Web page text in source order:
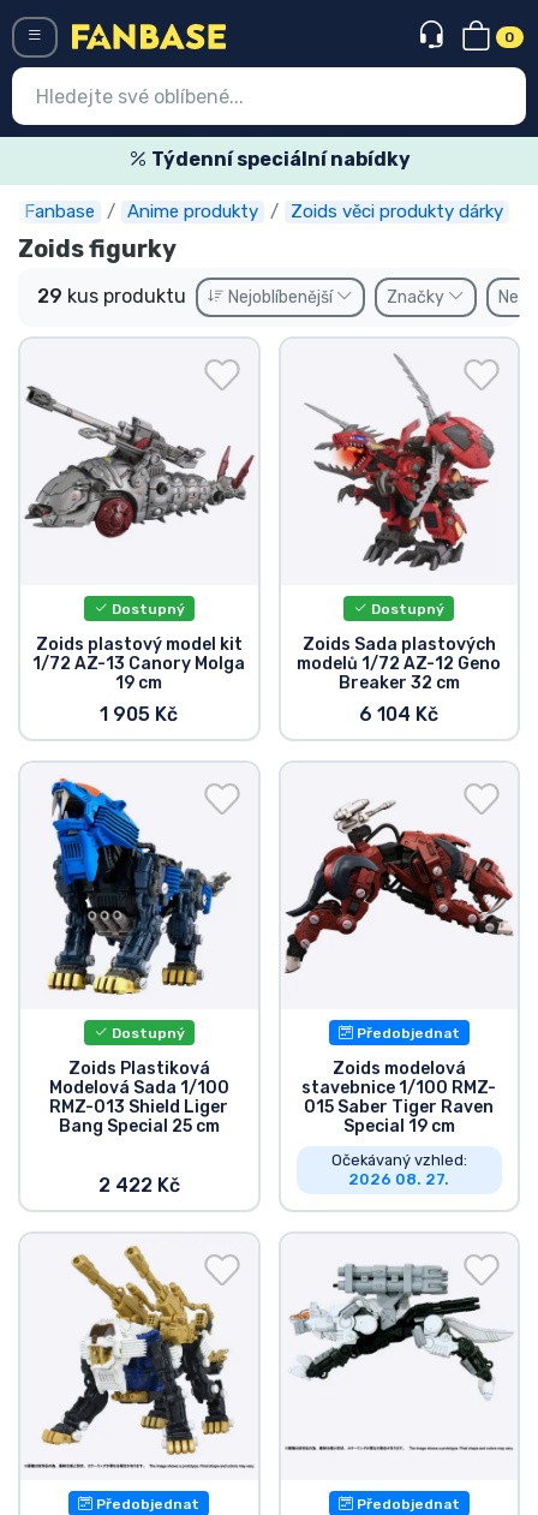
0
Týdenní speciální nabídky
Fanbase Anime produkty Zoids věci produkty dárky
Zoids figurky
29 kus produktu Nejoblíbenější Značky Ne
Dostupný
Zoids plastový model kit
1/72 AZ-13 Canory Molga
19 cm
1 905 Kč
Dostupný
Zoids Sada plastových
modelů 1/72 AZ-12 Geno
Breaker 32 cm
6 104 Kč
Dostupný
Zoids Plastiková
Modelová Sada 1/100
RMZ-013 Shield Liger
Bang Special 25 cm
2 422 Kč
Předobjednat
Zoids modelová
stavebnice 1/100 RMZ-
015 Saber Tiger Raven
Special 19 cm
Očekávaný vzhled:
2026 08. 27.
Předobjednat Předobjednat
Vstup Registrace
Nejnovější věci
Speciální nabídky
Expresní doručení
Předobjednat
Outlet produkty
Doprava a platba
Seriálové věci
Filmové věci
Úžasné věci
Anime věci
Hráčské věci
Sportovní věci
Hudební věci
Typy produktů
Značky